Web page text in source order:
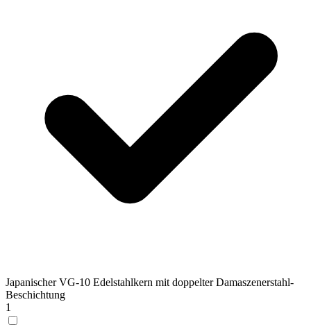
Japanischer VG-10 Edelstahlkern mit doppelter Damaszenerstahl-
Beschichtung
1